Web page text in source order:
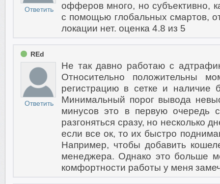
Ответить
офферов много, но субъективно,
с помощью глобальных смартов,
локации нет. оценка 4.8 из 5
REd
Ответить
Не так давно работаю с
Относительно положительны
регистрацию в сетке и наличие
Минимальный порог вывода
минусов это в первую очередь
разгоняться сразу, но несколько
если все ок, то их быстро
Например, чтобы добавить
менеджера. Однако это больше
комфортности работы у меня